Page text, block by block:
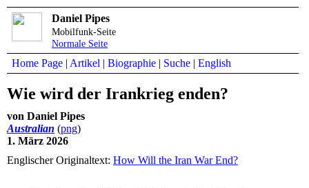
Daniel Pipes
Mobilfunk-Seite
Normale Seite
Home Page | Artikel | Biographie | Suche | English
Wie wird der Irankrieg enden?
von Daniel Pipes
Australian (png)
1. März 2026
Englischer Originaltext: How Will the Iran War End?